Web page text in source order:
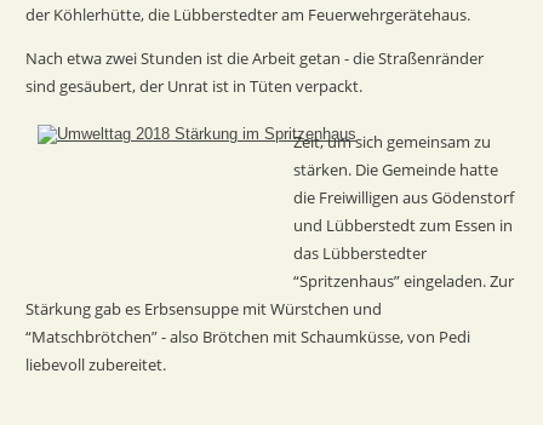
Nach etwa zwei Stunden ist die Arbeit getan - die Straßenränder
sind gesäubert, der Unrat ist in Tüten verpackt.
Zeit, um sich gemeinsam zu
stärken. Die Gemeinde hatte
die Freiwilligen aus Gödenstorf
und Lübberstedt zum Essen in
das Lübberstedter
“Spritzenhaus” eingeladen. Zur
Stärkung gab es Erbsensuppe mit Würstchen und
“Matschbrötchen” - also Brötchen mit Schaumküsse, von Pedi
liebevoll zubereitet.
der Köhlerhütte, die Lübberstedter am Feuerwehrgerätehaus.